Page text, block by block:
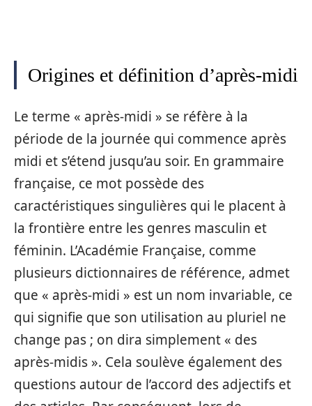
Origines et définition d’après-midi
Le terme « après-midi » se réfère à la
période de la journée qui commence après
midi et s’étend jusqu’au soir. En grammaire
française, ce mot possède des
caractéristiques singulières qui le placent à
la frontière entre les genres masculin et
féminin. L’Académie Française, comme
plusieurs dictionnaires de référence, admet
que « après-midi » est un nom invariable, ce
qui signifie que son utilisation au pluriel ne
change pas ; on dira simplement « des
après-midis ». Cela soulève également des
questions autour de l’accord des adjectifs et